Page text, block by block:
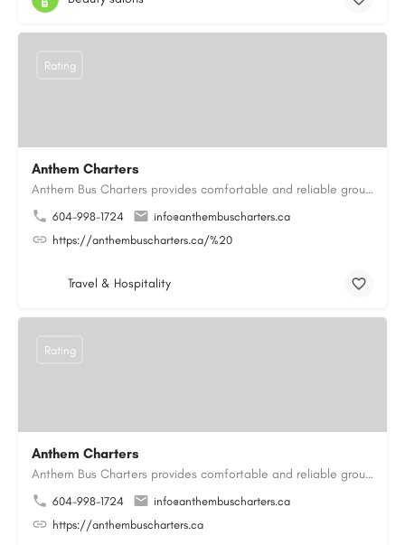
Anthem Charters
Anthem Bus Charters provides comfortable and reliable group transportation services across British Columbia.…
604-998-1724
info@anthembuscharters.ca
https://anthembuscharters.ca/%20
Rating
Travel & Hospitality
Anthem Charters
Anthem Bus Charters provides comfortable and reliable group transportation services across British Columbia.…
604-998-1724
info@anthembuscharters.ca
https://anthembuscharters.ca
Rating